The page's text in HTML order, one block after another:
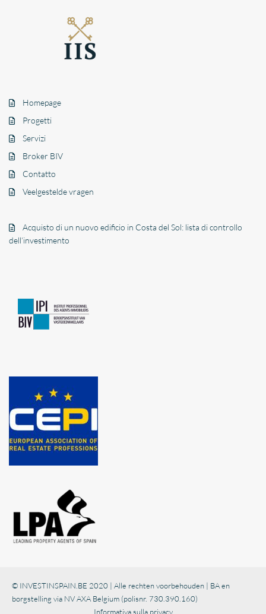
Homepage
Progetti
Servizi
Broker BIV
Contatto
Veelgestelde vragen
Acquisto di un nuovo edificio in Costa del Sol: lista di controllo
dell’investimento
© INVESTINSPAIN.BE 2020 | Alle rechten voorbehouden | BA en
borgstelling via NV AXA Belgium (polisnr. 730.390.160)
Informativa sulla privacy